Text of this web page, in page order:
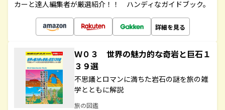
カーと達人編集者が厳選紹介！！ ハンディなガイドブック。
詳細を見る
Ｗ０３ 世界の魅力的な奇岩と巨石１
３９選
不思議とロマンに満ちた岩石の謎を旅の雑
学とともに解説
旅の図鑑